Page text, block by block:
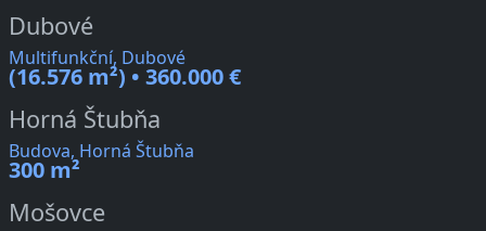
Dubové
Multifunkční, Dubové
(16.576 m²) • 360.000 €
Horná Štubňa
Budova, Horná Štubňa
300 m²
Mošovce